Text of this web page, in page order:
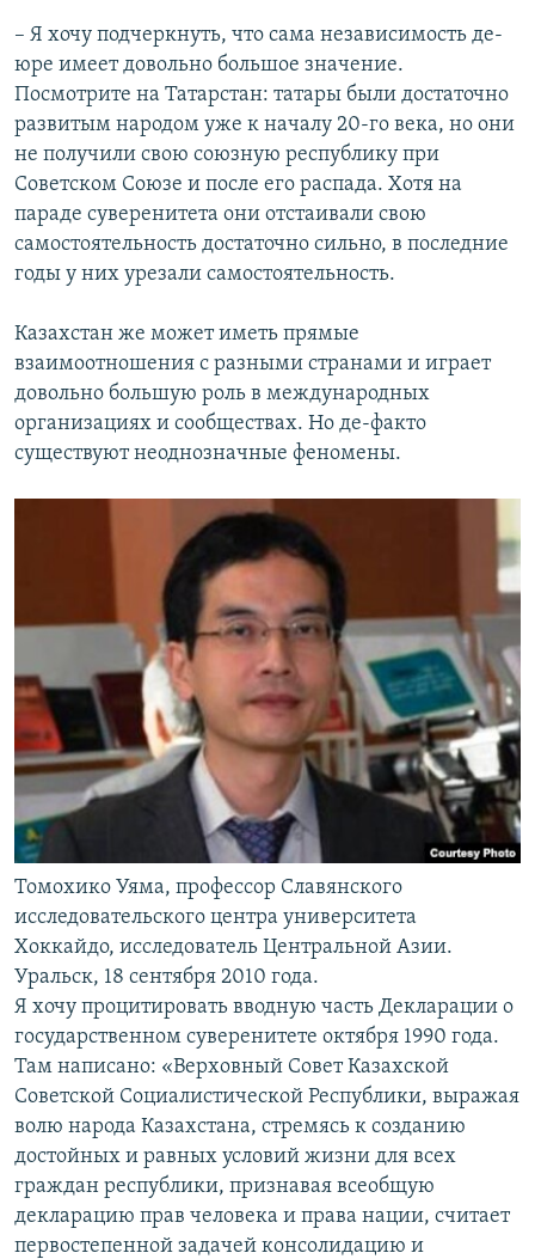
– Я хочу подчеркнуть, что сама независимость де-
юре имеет довольно большое значение.
Посмотрите на Татарстан: татары были достаточно
развитым народом уже к началу 20-го века, но они
не получили свою союзную республику при
Советском Союзе и после его распада. Хотя на
параде суверенитета они отстаивали свою
самостоятельность достаточно сильно, в последние
годы у них урезали самостоятельность.
Казахстан же может иметь прямые
взаимоотношения с разными странами и играет
довольно большую роль в международных
организациях и сообществах. Но де-факто
существуют неоднозначные феномены.
Томохико Уяма, профессор Славянского
исследовательского центра университета
Хоккайдо, исследователь Центральной Азии.
Уральск, 18 сентября 2010 года.
Я хочу процитировать вводную часть Декларации о
государственном суверенитете октября 1990 года.
Там написано: «Верховный Совет Казахской
Советской Социалистической Республики, выражая
волю народа Казахстана, стремясь к созданию
достойных и равных условий жизни для всех
граждан республики, признавая всеобщую
декларацию прав человека и права нации, считает
первостепенной задачей консолидацию и